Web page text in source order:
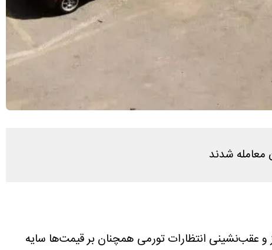
و عقب‌نشینی انتظارات تورمی همچنان بر قیمت‌ها سایه